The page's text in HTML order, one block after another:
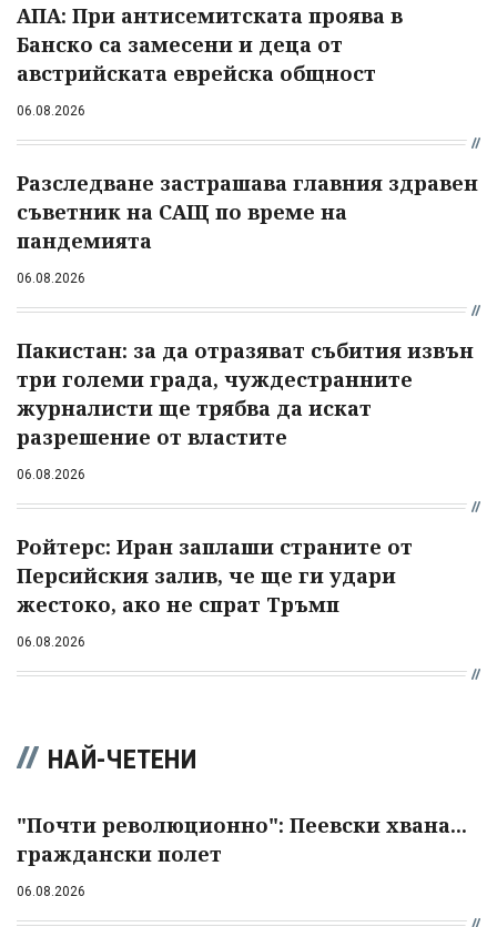
АПА: При антисемитската проява в
Банско са замесени и деца от
австрийската еврейска общност
06.08.2026
Разследване застрашава главния здравен
съветник на САЩ по време на
пандемията
06.08.2026
Пакистан: за да отразяват събития извън
три големи града, чуждестранните
журналисти ще трябва да искат
разрешение от властите
06.08.2026
Ройтерс: Иран заплаши страните от
Персийския залив, че ще ги удари
жестоко, ако не спрат Тръмп
06.08.2026
НАЙ-ЧЕТЕНИ
"Почти революционно": Пеевски хвана...
граждански полет
06.08.2026